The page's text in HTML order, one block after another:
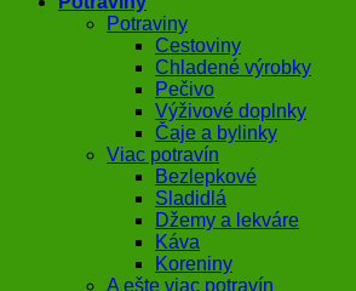
Potraviny
Cestoviny
Chladené výrobky
Pečivo
Výživové doplnky
Čaje a bylinky
Viac potravín
Bezlepkové
Sladidlá
Džemy a lekváre
Káva
Koreniny
A ešte viac potravín